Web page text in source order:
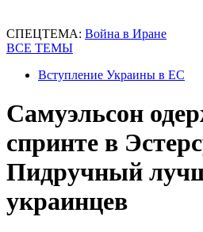
СПЕЦТЕМА: Война в Иране
ВСЕ ТЕМЫ
Вступление Украины в ЕС
Самуэльсон
спринте в
Пидручный
украинцев